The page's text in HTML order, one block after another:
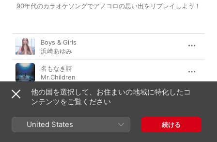
90年代のカラオケソングでアノコロの思い出をリプレイしよう！
曲 時間
Boys & Girls
浜崎あゆみ
名もなき詩
Mr.Children
WOW WAR TONIGHT~時には起こせよムーヴメ
ント~(TWO MILLION MIX)
H Jungle With t
Choo Choo TRAIN
ZOO
他の国を選択して、お住まいの地域に特化したコ
ンテンツをご覧ください
United States 続ける